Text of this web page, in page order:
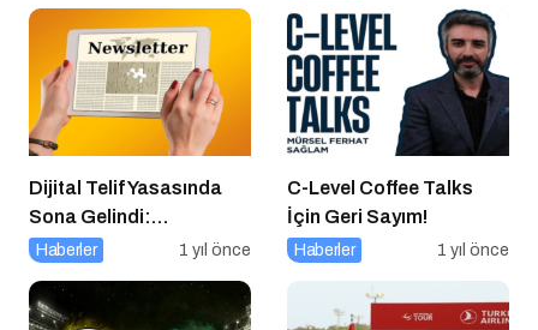
Dijital Telif Yasasında
Sona Gelindi:
Yayıncılara Haziran
Haberler 1 yıl önce
C-Level Coffee Talks
İçin Geri Sayım!
Haberler 1 yıl önce